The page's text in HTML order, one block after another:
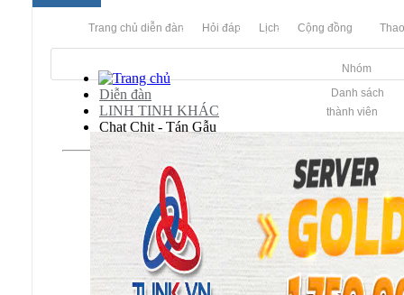
Trang chủ diễn đàn Hỏi đáp Lịch Cộng đồng
Nhóm
Danh sách
thành viên
Diễn đàn
LINH TINH KHÁC
Chat Chit - Tán Gẫu